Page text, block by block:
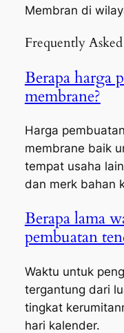
Membran di
Frequently
Berapa harga
membrane?
Harga
membrane baik
tempat usaha
dan merk bahan
Berapa lama
pembuatan
Waktu untuk
tergantung dari
tingkat
hari kalender.